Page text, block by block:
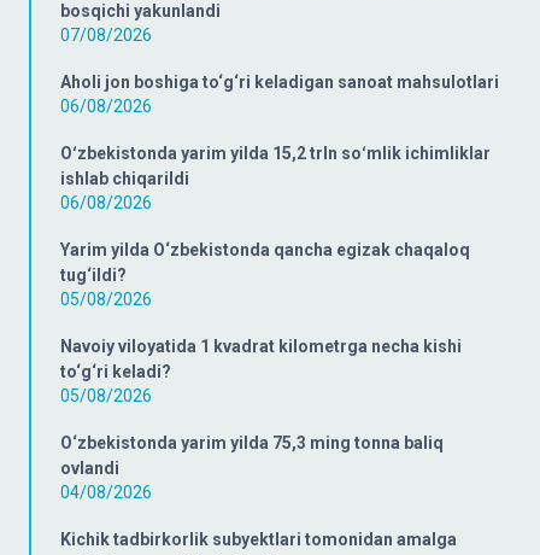
bosqichi yakunlandi
07/08/2026
Aholi jon boshiga to‘g‘ri keladigan sanoat mahsulotlari
06/08/2026
Oʻzbekistonda yarim yilda 15,2 trln soʻmlik ichimliklar
ishlab chiqarildi
06/08/2026
Yarim yilda O‘zbekistonda qancha egizak chaqaloq
tug‘ildi?
05/08/2026
Navoiy viloyatida 1 kvadrat kilometrga necha kishi
to‘g‘ri keladi?
05/08/2026
O‘zbekistonda yarim yilda 75,3 ming tonna baliq
ovlandi
04/08/2026
Kichik tadbirkorlik subyektlari tomonidan amalga